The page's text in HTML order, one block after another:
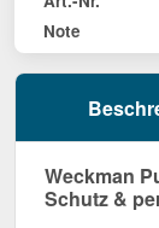
Note
Weckman
Schutz &